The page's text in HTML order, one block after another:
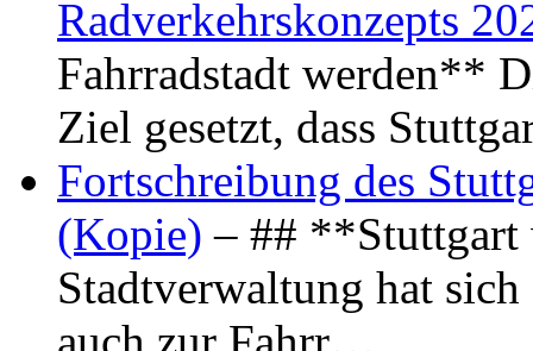
Radverkehrskonzepts
Fahrradstadt werden**
Ziel gesetzt, dass
Fortschreibung des
(Kopie) – ## **Stuttgart
Stadtverwaltung hat
auch zur Fahrr…